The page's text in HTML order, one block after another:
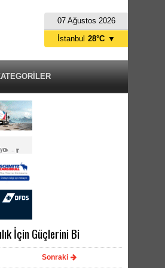
07 Ağustos 2026
İstanbul 28°C ▼
İçin Güçlerini Bi
Sonraki